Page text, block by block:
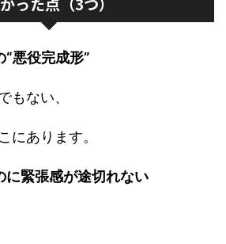
悪役完成形”
もない、
にあります。
緊張感が途切れない